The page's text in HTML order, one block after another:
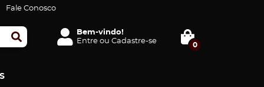
Fale Conosco
Bem-vindo!
Entreou Cadastre-se 0